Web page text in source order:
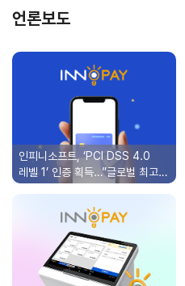
언론보도
인피니소프트,
1’
인증
획득…”글로벌
인피니소프트, ‘PCI DSS 4.0
레벨 1’ 인증 획득…”글로벌 최고